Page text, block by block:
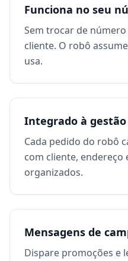
Funciona no seu
Sem trocar de
cliente. O robô
usa.
Integrado à gestão
Cada pedido do robô
com cliente, endereço
organizados.
Mensagens de
Dispare promoções e